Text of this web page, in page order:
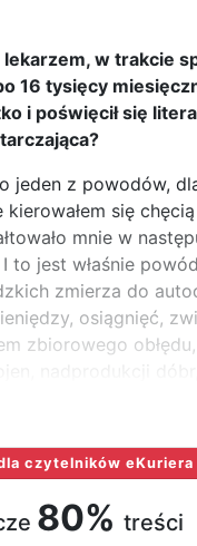
lekarzem, w trakcie
16 tysięcy
i poświęcił się
jeden z powodów,
się
mnie w
jest właśnie
zmierza do
osiągnięć,
zbiorowego
czytelników eKuriera
80% treści